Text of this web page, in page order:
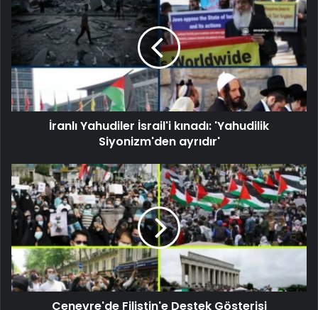
İranlı Yahudiler İsrail'i kınadı: 'Yahudilik
Siyonizm'den ayrıdır'
Cenevre'de Filistin'e Destek Gösterisi